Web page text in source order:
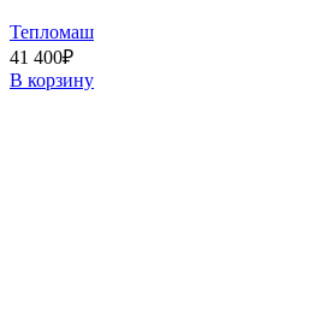
Тепломаш
41 400₽
В корзину